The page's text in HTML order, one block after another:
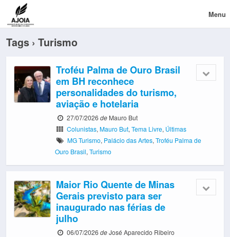
Menu
Tags › Turismo
Troféu Palma de Ouro Brasil
em BH reconhece
personalidades do turismo,
aviação e hotelaria
27/07/2026de Mauro But
Colunistas, Mauro But,Tema Livre, Últimas
MG Turismo, Palácio das Artes,Troféu Palma de
Ouro Brasil, Turismo
Maior Rio Quente de Minas
Gerais previsto para ser
inaugurado nas férias de
julho
06/07/2026deJosé Aparecido Ribeiro